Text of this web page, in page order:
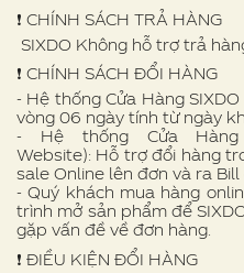
❗️ CHÍNH SÁCH TRẢ HÀNG
SIXDO Không hỗ trợ trả
❗️ CHÍNH SÁCH ĐỔI HÀNG
- Hệ thống Cửa Hàng
vòng 06 ngày tính từ ngày
- Hệ thống Cửa Hàng
Website): Hỗ trợ đổi hàng
sale Online lên đơn và ra Bill
- Quý khách mua hàng
trình mở sản phẩm để
gặp vấn đề về đơn hàng.
❗ ️ĐIỀU KIỆN ĐỔI HÀNG